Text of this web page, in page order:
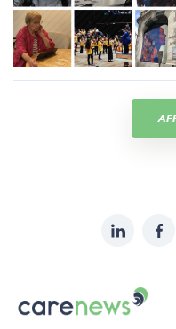
sur:
LinkedIn
Carenews,
Le